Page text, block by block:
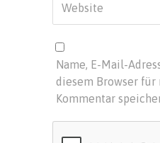
Name, E-Mail-
diesem Browser für
Kommentar